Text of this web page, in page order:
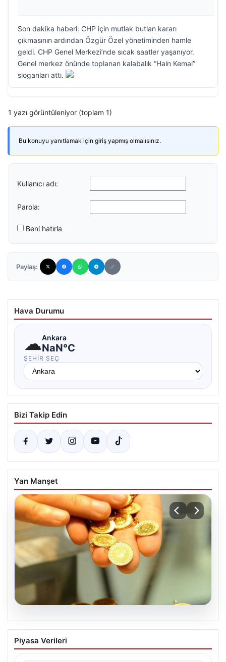
Son dakika haberi: CHP için mutlak butlan kararı
çıkmasının ardından Özgür Özel yönetiminden hamle
geldi. CHP Genel Merkezi’nde sıcak saatler yaşanıyor.
Genel merkez önünde toplanan kalabalık “Hain Kemal”
sloganları attı.
1 yazı görüntüleniyor (toplam 1)
Bu konuyu yanıtlamak için giriş yapmış olmalısınız.
Kullanıcı adı:
Parola:
Beni hatırla
Paylaş:
Hava Durumu
☁Ankara
NaN°C
ŞEHIR SEÇ
Bizi Takip Edin
Yan Manşet
05.08.2026
Altın fiyatları canlı 2 Nisan 2026: Altın
fiyatları ne kadar oldu? Gram, çeyrek,
Piyasa Verileri